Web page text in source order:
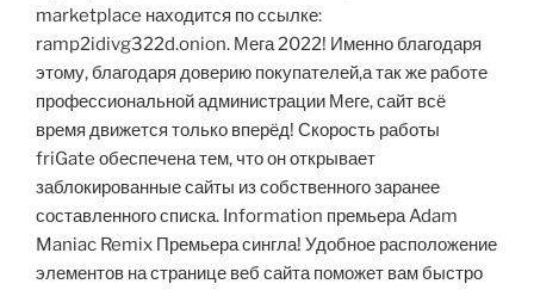
marketplace находится по ссылке:
ramp2idivg322d.onion. Мега 2022! Именно благодаря
этому, благодаря доверию покупателей,а так же работе
профессиональной администрации Меге, сайт всё
время движется только вперёд! Скорость работы
friGate обеспечена тем, что он открывает
заблокированные сайты из собственного заранее
составленного списка. Information премьера Adam
Maniac Remix Премьера сингла! Удобное расположение
элементов на странице веб сайта поможет вам быстро